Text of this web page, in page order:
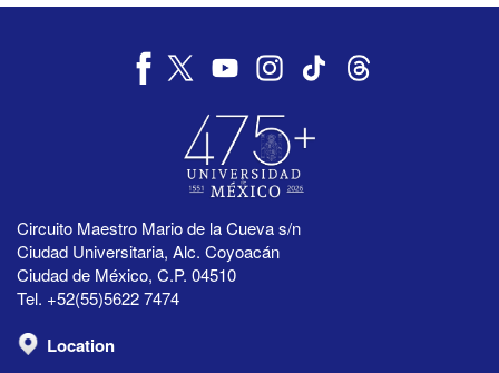
Circuito Maestro Mario de la Cueva s/n
Ciudad Universitaria, Alc. Coyoacán
Ciudad de México, C.P. 04510
Tel. +52(55)5622 7474
Location